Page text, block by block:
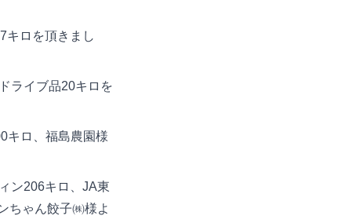
キロを頂きまし
ライブ品20キロを
キロ、福島農園様
ン206キロ、JA東
ちゃん餃子㈱様よ